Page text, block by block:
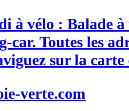
à vélo : Balade à
car. Toutes les
sur la
verte.com